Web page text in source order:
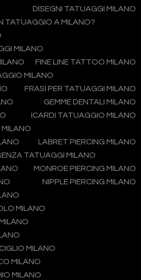
DISEGNI TATUAGGI MILANO
TATUAGGIO A MILANO?
MILANO
FINE LINE TATTOO MILANO
MILANO
FRASI PER TATUAGGI MILANO
GEMME DENTALI MILANO
ICARDI TATUAGGIO MILANO
MILANO
LABRET PIERCING MILANO
TATUAGGI MILANO
MONROE PIERCING MILANO
NIPPLE PIERCING MILANO
MILANO
MILANO
MILANO
MILANO